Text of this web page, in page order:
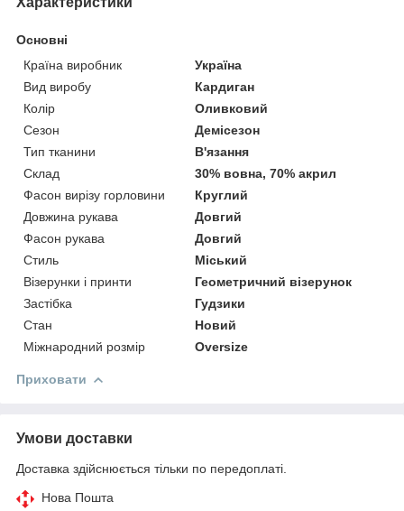
Основні
Країна виробник
Україна
Вид виробу
Кардиган
Колір
Оливковий
Сезон
Демісезон
Тип тканини
В'язання
Склад
30% вовна, 70% акрил
Фасон вирізу горловини
Круглий
Довжина рукава
Довгий
Фасон рукава
Довгий
Стиль
Міський
Візерунки і принти
Геометричний візерунок
Застібка
Гудзики
Стан
Новий
Міжнародний розмір
Oversize
Приховати
Умови доставки
Доставка здійснюється тільки по передоплаті.
Нова Пошта